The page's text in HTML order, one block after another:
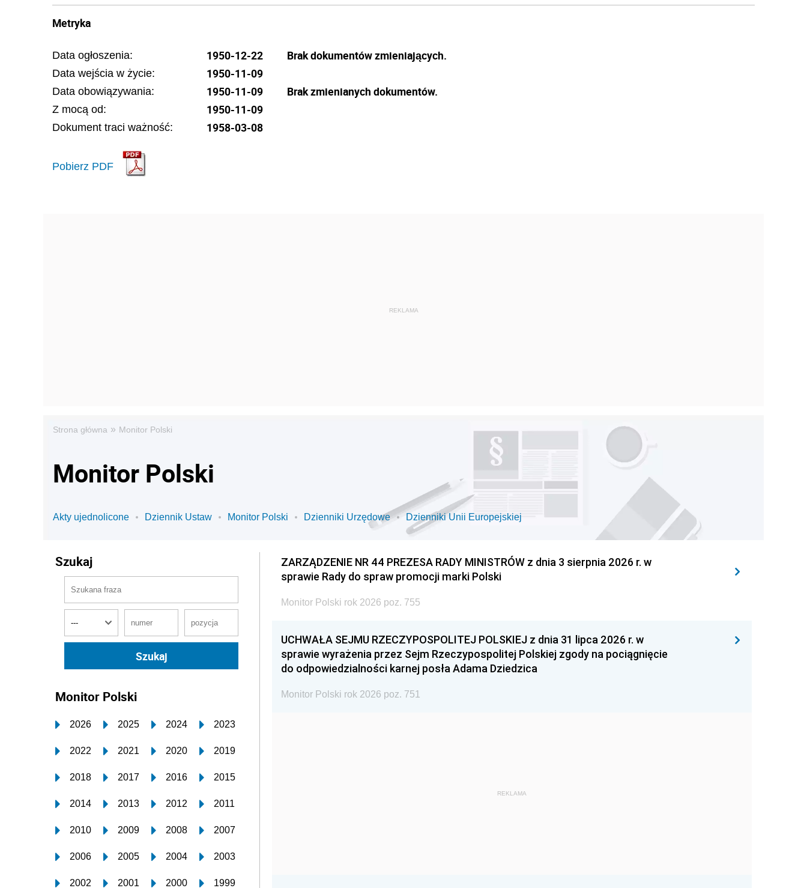
Metryka
Data ogłoszenia: 1950-12-22
Data wejścia w życie: 1950-11-09
Data obowiązywania: 1950-11-09
Z mocą od: 1950-11-09
Dokument traci ważność: 1958-03-08
Pobierz PDF
Brak dokumentów zmieniających.
Brak zmienianych dokumentów.
Strona główna » Monitor Polski
Monitor Polski
Akty ujednolicone Dziennik Ustaw Monitor Polski Dzienniki Urzędowe Dzienniki Unii Europejskiej
Szukaj
Monitor Polski
2026 2025 2024 2023
2022 2021 2020 2019
2018 2017 2016 2015
2014 2013 2012 2011
2010 2009 2008 2007
2006 2005 2004 2003
2002 2001 2000 1999
ZARZĄDZENIE NR 44 PREZESA RADY MINISTRÓW z dnia 3 sierpnia 2026 r. w
sprawie Rady do spraw promocji marki Polski
Monitor Polski rok 2026 poz. 755
UCHWAŁA SEJMU RZECZYPOSPOLITEJ POLSKIEJ z dnia 31 lipca 2026 r. w
sprawie wyrażenia przez Sejm Rzeczypospolitej Polskiej zgody na pociągnięcie
do odpowiedzialności karnej posła Adama Dziedzica
Monitor Polski rok 2026 poz. 751
REKLAMA